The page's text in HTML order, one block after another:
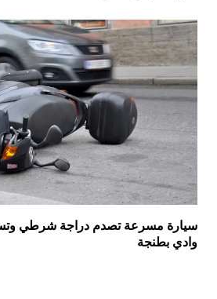
سيارة مسرعة تصدم دراجة شرطي
وادي بطنجة